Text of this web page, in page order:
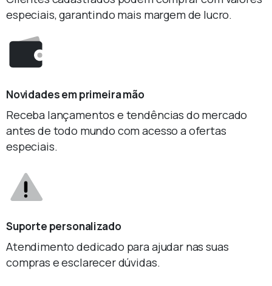
especiais, garantindo mais margem de lucro.
Novidades em primeira mão
Receba lançamentos e tendências do mercado
antes de todo mundo com acesso a ofertas
especiais.
Suporte personalizado
Atendimento dedicado para ajudar nas suas
compras e esclarecer dúvidas.